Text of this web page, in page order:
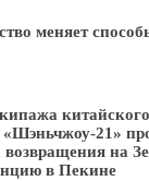
меняет
«Шэньчжоу-21»
возвращения на
в Пекине